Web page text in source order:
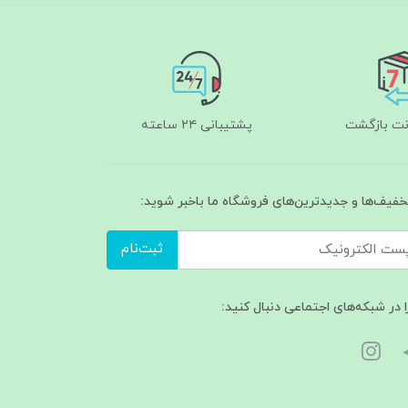
پشتیبانی ۲۴ ساعته
و جدیدترین‌های فروشگاه ما باخبر شوید:
ثبت‌نام
در شبکه‌های اجتماعی دنبال کنید: